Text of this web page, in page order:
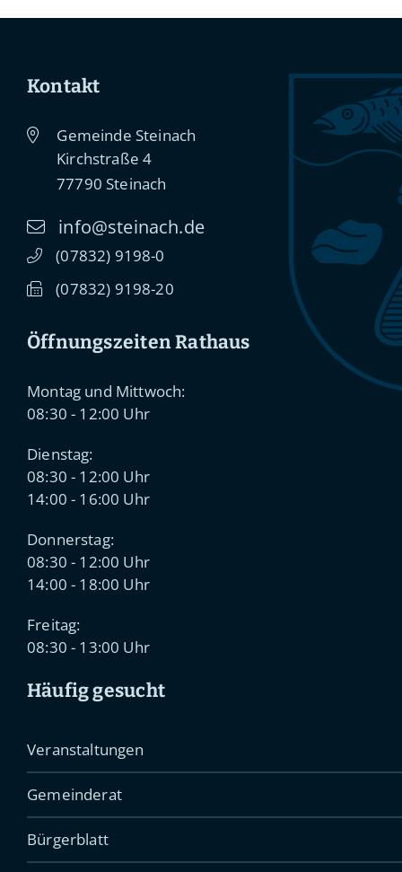
Kontakt
Gemeinde Steinach
Kirchstraße 4
77790 Steinach
info@steinach.de
(07832) 91 98-0
(07832) 91 98-20
Öffnungszeiten Rathaus
Montag und Mittwoch:
08:30 - 12:00 Uhr
Dienstag:
08:30 - 12:00 Uhr
14:00 - 16:00 Uhr
Donnerstag:
08:30 - 12:00 Uhr
14:00 - 18:00 Uhr
Freitag:
08:30 - 13:00 Uhr
Häufig gesucht
Veranstaltungen
Gemeinderat
Bürgerblatt